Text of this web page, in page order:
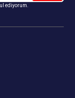
ediyorum.